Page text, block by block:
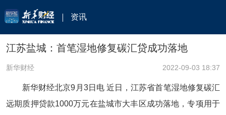
资讯
江苏盐城：首笔湿地修复碳汇贷成功落地
新华财经 2022-09-03 18:37
新华财经北京9月3日电 近日，江苏省首笔湿地修复碳汇
远期质押贷款1000万元在盐城市大丰区成功落地，专项用于